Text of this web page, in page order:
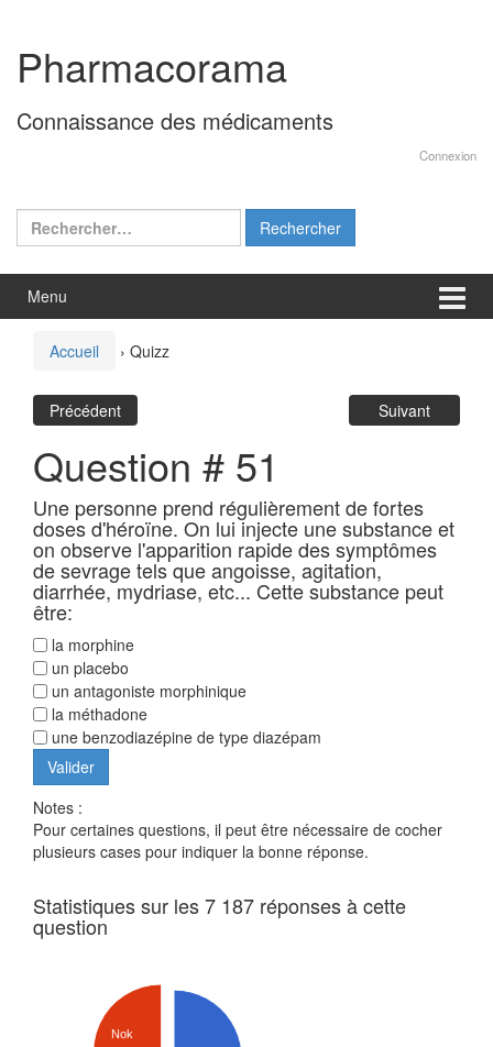
contenu
menu
principal
Pharmacorama
Connaissance des médicaments
Connexion
Rechercher :
Menu
Accueil › Quizz
Précédent Suivant
Question # 51
Une personne prend régulièrement de fortes
doses d'héroïne. On lui injecte une substance et
on observe l'apparition rapide des symptômes
de sevrage tels que angoisse, agitation,
diarrhée, mydriase, etc... Cette substance peut
être:
la morphine
un placebo
un antagoniste morphinique
la méthadone
une benzodiazépine de type diazépam
Notes :
Pour certaines questions, il peut être nécessaire de cocher
plusieurs cases pour indiquer la bonne réponse.
Statistiques sur les 7 187 réponses à cette
question
Nok